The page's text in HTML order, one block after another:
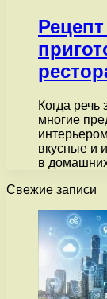
Когда
многие
вкусные и
в
Свежие записи